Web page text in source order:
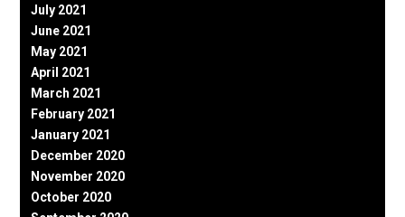
July 2021
June 2021
May 2021
April 2021
March 2021
February 2021
January 2021
December 2020
November 2020
October 2020